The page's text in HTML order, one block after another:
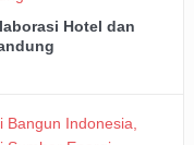
Hotel dan